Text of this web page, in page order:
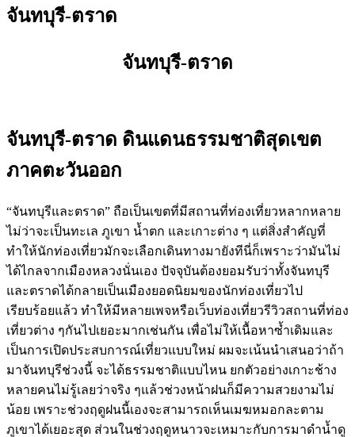
จันทบุรี-ตราด
จันทบุรี-ตราด
จันทบุรี-ตราด ดินแดนธรรมชาติสุดเขต
ภาคตะวันออก
“จันทบุรีและตราด” ถือเป็นเขตที่มีสถานที่ท่องเที่ยวหลากหลาย
ไม่ว่าจะเป็นทะเล ภูเขา น้ำตก และเกาะต่าง ๆ แต่สิ่งสำคัญที่
ทำให้นักท่องเที่ยวมักจะเลือกเดินทางมายังทีนี่ก็เพราะว่ามันไม่
ได้ไกลจากเมืองหลวงนั่นเอง ปัจจุบันต้องยอมรับว่าทั้งจันทบุรี
และตราดได้กลายเป็นเมืองยอดนิยมของนักท่องเที่ยวไป
เรียบร้อยแล้ว ทำให้มีหลายเพจหรือเว็บท่องเที่ยวรีวิวสถานที่ท่อง
เที่ยวต่าง ๆกันไปเยอะมากเช่นกัน เพื่อไม่ให้เนื้อหาซ้ำเดิมและ
เป็นการเปิดประสบการณ์เที่ยวแบบใหม่ ผมจะเน้นนำเสนอว่าถ้า
มาจันทบุรีช่วงนี้ จะได้ธรรมชาติแบบไหน ยกตัวอย่างเกาะช้าง
หลายคนไม่รู้เลยว่าจริง ๆแล้วช่วงหน้าฝนก็มีความสวยงามไม่
น้อย เพราะช่วงฤดูฝนนี้เองจะสามารถเห็นเมฆหมอกละตาม
ภูเขาได้เยอะสุด ส่วนในช่วงฤดูหนาวจะเหมาะกับการมาดำน้ำดู